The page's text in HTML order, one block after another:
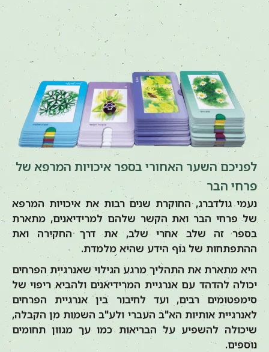
לפניכם השער האחורי בספר איכויות המרפא של
פרחי הבר
נעמי גולדברג, החוקרת שנים רבות את איכויות המרפא
של פרחי הבר ואת הקשר שלהם למרידיאנים, מתארת
בספר זה שלב אחרי שלב, את דרך החקירה ואת
ההתפתחות של גוף הידע שהיא מלמדת.
היא מתארת את התהליך מרגע הגילוי שאנרגיית הפרחים
יכולה להדהד עם אנרגיית המרידיאנים ולהביא ריפוי של
סימפטומים רבים, ועד לחיבור בין אנרגיית הפרחים
לאנרגיית אותיות הא"ב העברי ולע"ב השמות מן הקבלה,
שיכולה להשפיע על הבריאות כמו עך מגוון תחומים
נוספים.